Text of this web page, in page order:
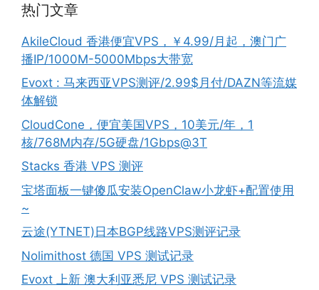
热门文章
AkileCloud 香港便宜VPS，￥4.99/月起，澳门广
播IP/1000M-5000Mbps大带宽
Evoxt : 马来西亚VPS测评/2.99$月付/DAZN等流媒
体解锁
CloudCone，便宜美国VPS，10美元/年，1
核/768M内存/5G硬盘/1Gbps@3T
Stacks 香港 VPS 测评
宝塔面板一键傻瓜安装OpenClaw小龙虾+配置使用
~
云途(YTNET)日本BGP线路VPS测评记录
Nolimithost 德国 VPS 测试记录
Evoxt 上新 澳大利亚悉尼 VPS 测试记录